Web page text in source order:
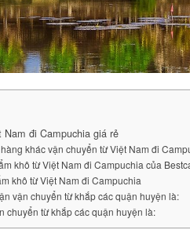
đi Campuchia giá rẻ
khác vận chuyển từ Việt Nam đi
khô từ Việt Nam đi Campuchia của
khô từ Việt Nam đi Campuchia
vận chuyển từ khắp các quận huyện là:
chuyển từ khắp các quận huyện là: